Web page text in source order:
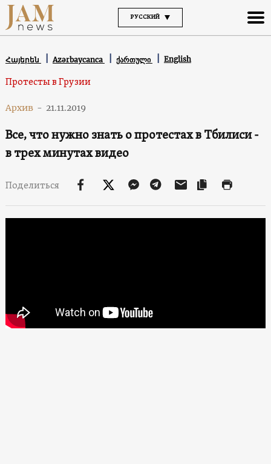
РУССКИЙ
Հայերեն Azərbaycanca ქართული English
Протесты в Грузии
Архив - 21.11.2019
Все, что нужно знать о протестах в Тбилиси -
в трех минутах видео
Поделиться